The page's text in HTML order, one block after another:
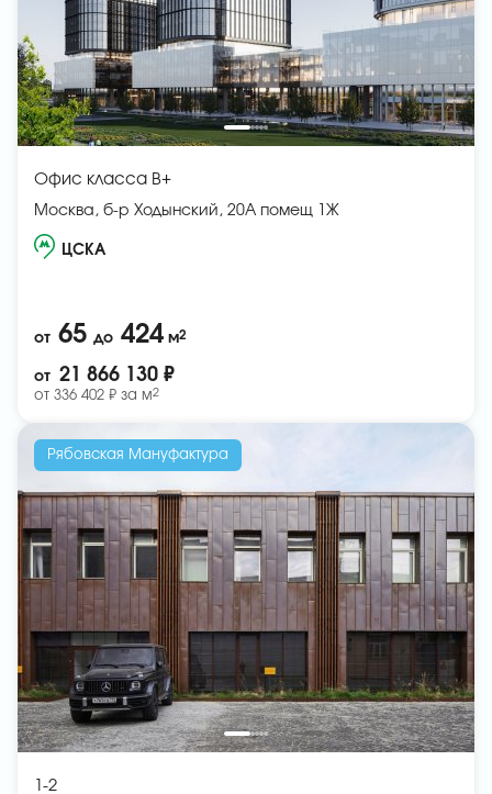
Офис класса B+
Москва, б-р Ходынский, 20А помещ 1Ж
ЦСКА
от 65 до 424 м2
от 21 866 130 ₽
от 336 402 ₽ за м2
Рябовская Мануфактура
1-2